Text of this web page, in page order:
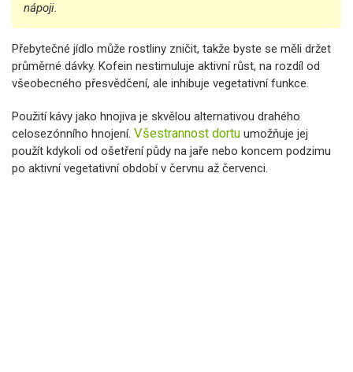
nápoji.
Přebytečné jídlo může rostliny zničit, takže byste se měli držet
průměrné dávky. Kofein nestimuluje aktivní růst, na rozdíl od
všeobecného přesvědčení, ale inhibuje vegetativní funkce.
Použití kávy jako hnojiva je skvělou alternativou drahého
celosezónního hnojení. Všestrannost dortu umožňuje jej
použít kdykoli od ošetření půdy na jaře nebo koncem podzimu
po aktivní vegetativní období v červnu až červenci.